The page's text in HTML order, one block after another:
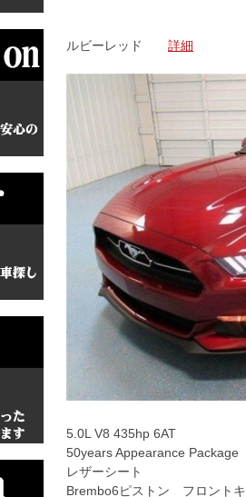
ルビーレッド 詳細
5.0L V8 435hp 6AT
50years Appearance Package
レザーシート
Brembo6ピストン フロント